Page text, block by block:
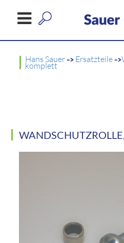
Hans Sauer-> Ersatzteile->
komplett